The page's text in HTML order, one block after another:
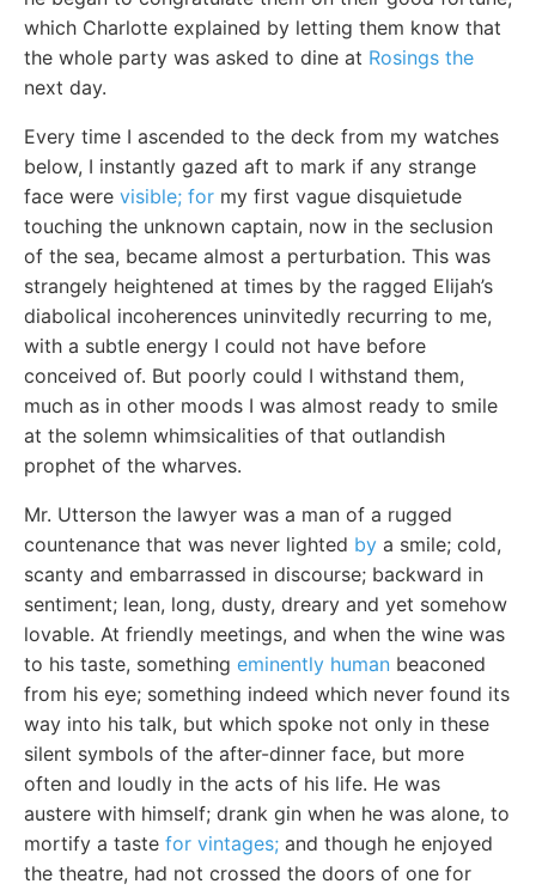
which Charlotte explained by letting them know that
the whole party was asked to dine at Rosings the
next day.
Every time I ascended to the deck from my watches
below, I instantly gazed aft to mark if any strange
face were visible; for my first vague disquietude
touching the unknown captain, now in the seclusion
of the sea, became almost a perturbation. This was
strangely heightened at times by the ragged Elijah’s
diabolical incoherences uninvitedly recurring to me,
with a subtle energy I could not have before
conceived of. But poorly could I withstand them,
much as in other moods I was almost ready to smile
at the solemn whimsicalities of that outlandish
prophet of the wharves.
Mr. Utterson the lawyer was a man of a rugged
countenance that was never lighted by a smile; cold,
scanty and embarrassed in discourse; backward in
sentiment; lean, long, dusty, dreary and yet somehow
lovable. At friendly meetings, and when the wine was
to his taste, something eminently human beaconed
from his eye; something indeed which never found its
way into his talk, but which spoke not only in these
silent symbols of the after-dinner face, but more
often and loudly in the acts of his life. He was
austere with himself; drank gin when he was alone, to
mortify a taste for vintages; and though he enjoyed
the theatre, had not crossed the doors of one for